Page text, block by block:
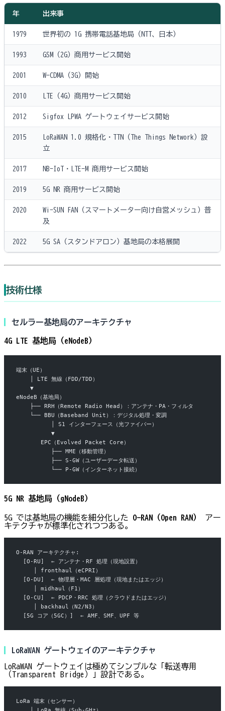
年 出来事
1979 世界初の 1G 携帯電話基地局（NTT、日本）
1993 GSM（2G）商用サービス開始
2001 W-CDMA（3G）開始
2010 LTE（4G）商用サービス開始
2012 Sigfox LPWA ゲートウェイサービス開始
2015
LoRaWAN 1.0 規格化・TTN（The Things Network）設
立
2017 NB-IoT・LTE-M 商用サービス開始
2019 5G NR 商用サービス開始
2020
Wi-SUN FAN（スマートメーター向け自営メッシュ）普
及
2022 5G SA（スタンドアロン）基地局の本格展開
技術仕様
セルラー基地局のアーキテクチャ
4G LTE 基地局（eNodeB）
端末（UE）
    │ LTE 無線（FDD/TDD）
    ▼
eNodeB（基地局）
    ├── RRH（Remote Radio Head）：アンテナ・PA・フィルタ
    └── BBU（Baseband Unit）：デジタル処理・変調
          │ S1 インターフェース（光ファイバー）
          ▼
       EPC（Evolved Packet Core）
          ├── MME（移動管理）
          ├── S-GW（ユーザーデータ転送）
          └── P-GW（インターネット接続）
5G NR 基地局（gNodeB）
5G では基地局の機能を細分化した O-RAN（Open RAN）
アー
キテクチャが標準化されつつある。
O-RAN アーキテクチャ:
  [O-RU]  ← アンテナ・RF 処理（現地設置）
     │ fronthaul（eCPRI）
  [O-DU]  ← 物理層・MAC 層処理（現地またはエッジ）
     │ midhaul（F1）
  [O-CU]  ← PDCP・RRC 処理（クラウドまたはエッジ）
     │ backhaul（N2/N3）
  [5G コア（5GC）]  ← AMF、SMF、UPF 等
LoRaWAN ゲートウェイのアーキテクチャ
LoRaWAN ゲートウェイは極めてシンプルな「転送専用
（Transparent Bridge）」設計である。
LoRa 端末（センサー）
    │ LoRa 無線（Sub-GHz）